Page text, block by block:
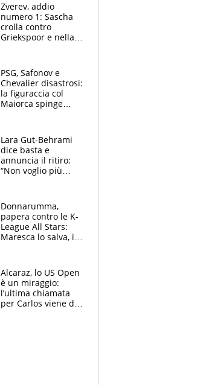
Zverev, addio
numero 1: Sascha
crolla contro
Griekspoor e nella
terzo. Quanti malori
a Montreal
PSG, Safonov e
Chevalier disastrosi:
la figuraccia col
Maiorca spinge
rischio beffa
Lara Gut-Behrami
dice basta e
annuncia il ritiro:
“Non voglio più
Brignone
Donnarumma,
papera contro le K-
League All Stars:
Maresca lo salva, i
Alcaraz, lo US Open
è un miraggio:
l’ultima chiamata
per Carlos viene da